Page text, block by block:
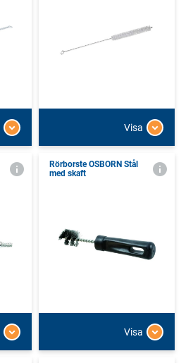
Visa
Rörborste OSBORN Stål
med skaft
Visa